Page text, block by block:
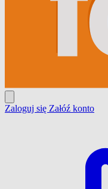
Zaloguj się Załóź konto